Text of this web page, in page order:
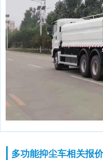
多功能抑尘车相关报价